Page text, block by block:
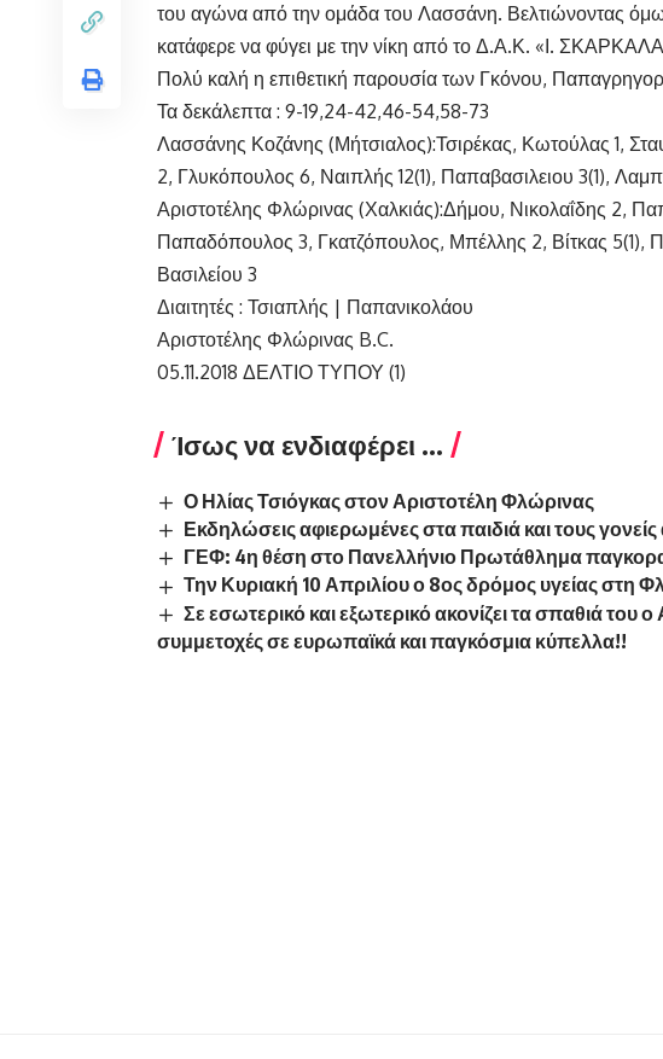
του αγώνα από την ομάδα του Λασσάνη. Βελτιώνοντας
κατάφερε να φύγει με την νίκη από το Δ.Α.Κ. «Ι.
Πολύ καλή η επιθετική παρουσία των Γκόνου,
Τα δεκάλεπτα : 9-19,24-42,46-54,58-73
Λασσάνης Κοζάνης (Μήτσιαλος):Τσιρέκας, Κωτούλας 1,
2, Γλυκόπουλος 6, Ναιπλής 12(1), Παπαβασιλειου 3(1),
Αριστοτέλης Φλώρινας (Χαλκιάς):Δήμου, Νικολαΐδης 2,
Παπαδόπουλος 3, Γκατζόπουλος, Μπέλλης 2, Βίτκας 5(1),
Βασιλείου 3
Διαιτητές : Τσιαπλής | Παπανικολάου
Αριστοτέλης Φλώρινας B.C.
05.11.2018 ΔΕΛΤΙΟ ΤΥΠΟΥ (1)
Ίσως να ενδιαφέρει ...
Ο Ηλίας Τσιόγκας στον Αριστοτέλη Φλώρινας
Εκδηλώσεις αφιερωμένες στα παιδιά και τους
ΓΕΦ: 4η θέση στο Πανελλήνιο Πρωτάθλημα
Την Κυριακή 10 Απριλίου ο 8ος δρόμος υγείας στη
Σε εσωτερικό και εξωτερικό ακονίζει τα σπαθιά του
συμμετοχές σε ευρωπαϊκά και παγκόσμια κύπελλα!!